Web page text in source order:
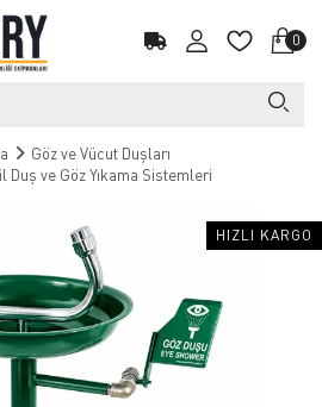
0
Göz ve Vücut Duşları
Duş ve Göz Yıkama Sistemleri
HIZLI KARGO